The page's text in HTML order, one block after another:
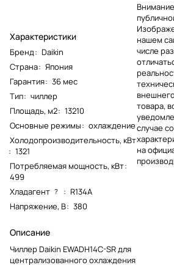
Характеристики
Бренд: Daikin
Страна: Япония
Гарантия: 36 мес
Тип: чиллер
Площадь, м2: 13210
Основные режимы: охлаждение
Холодопроизводительность, кВт
: 1321
Потребляемая мощность, кВт:
499
Хладагент ? : R134A
Напряжение, В: 380
Описание
Чиллер Daikin EWADH14C-SR для
централизованного охлаждения
нашем
числе
товара,
случае
на